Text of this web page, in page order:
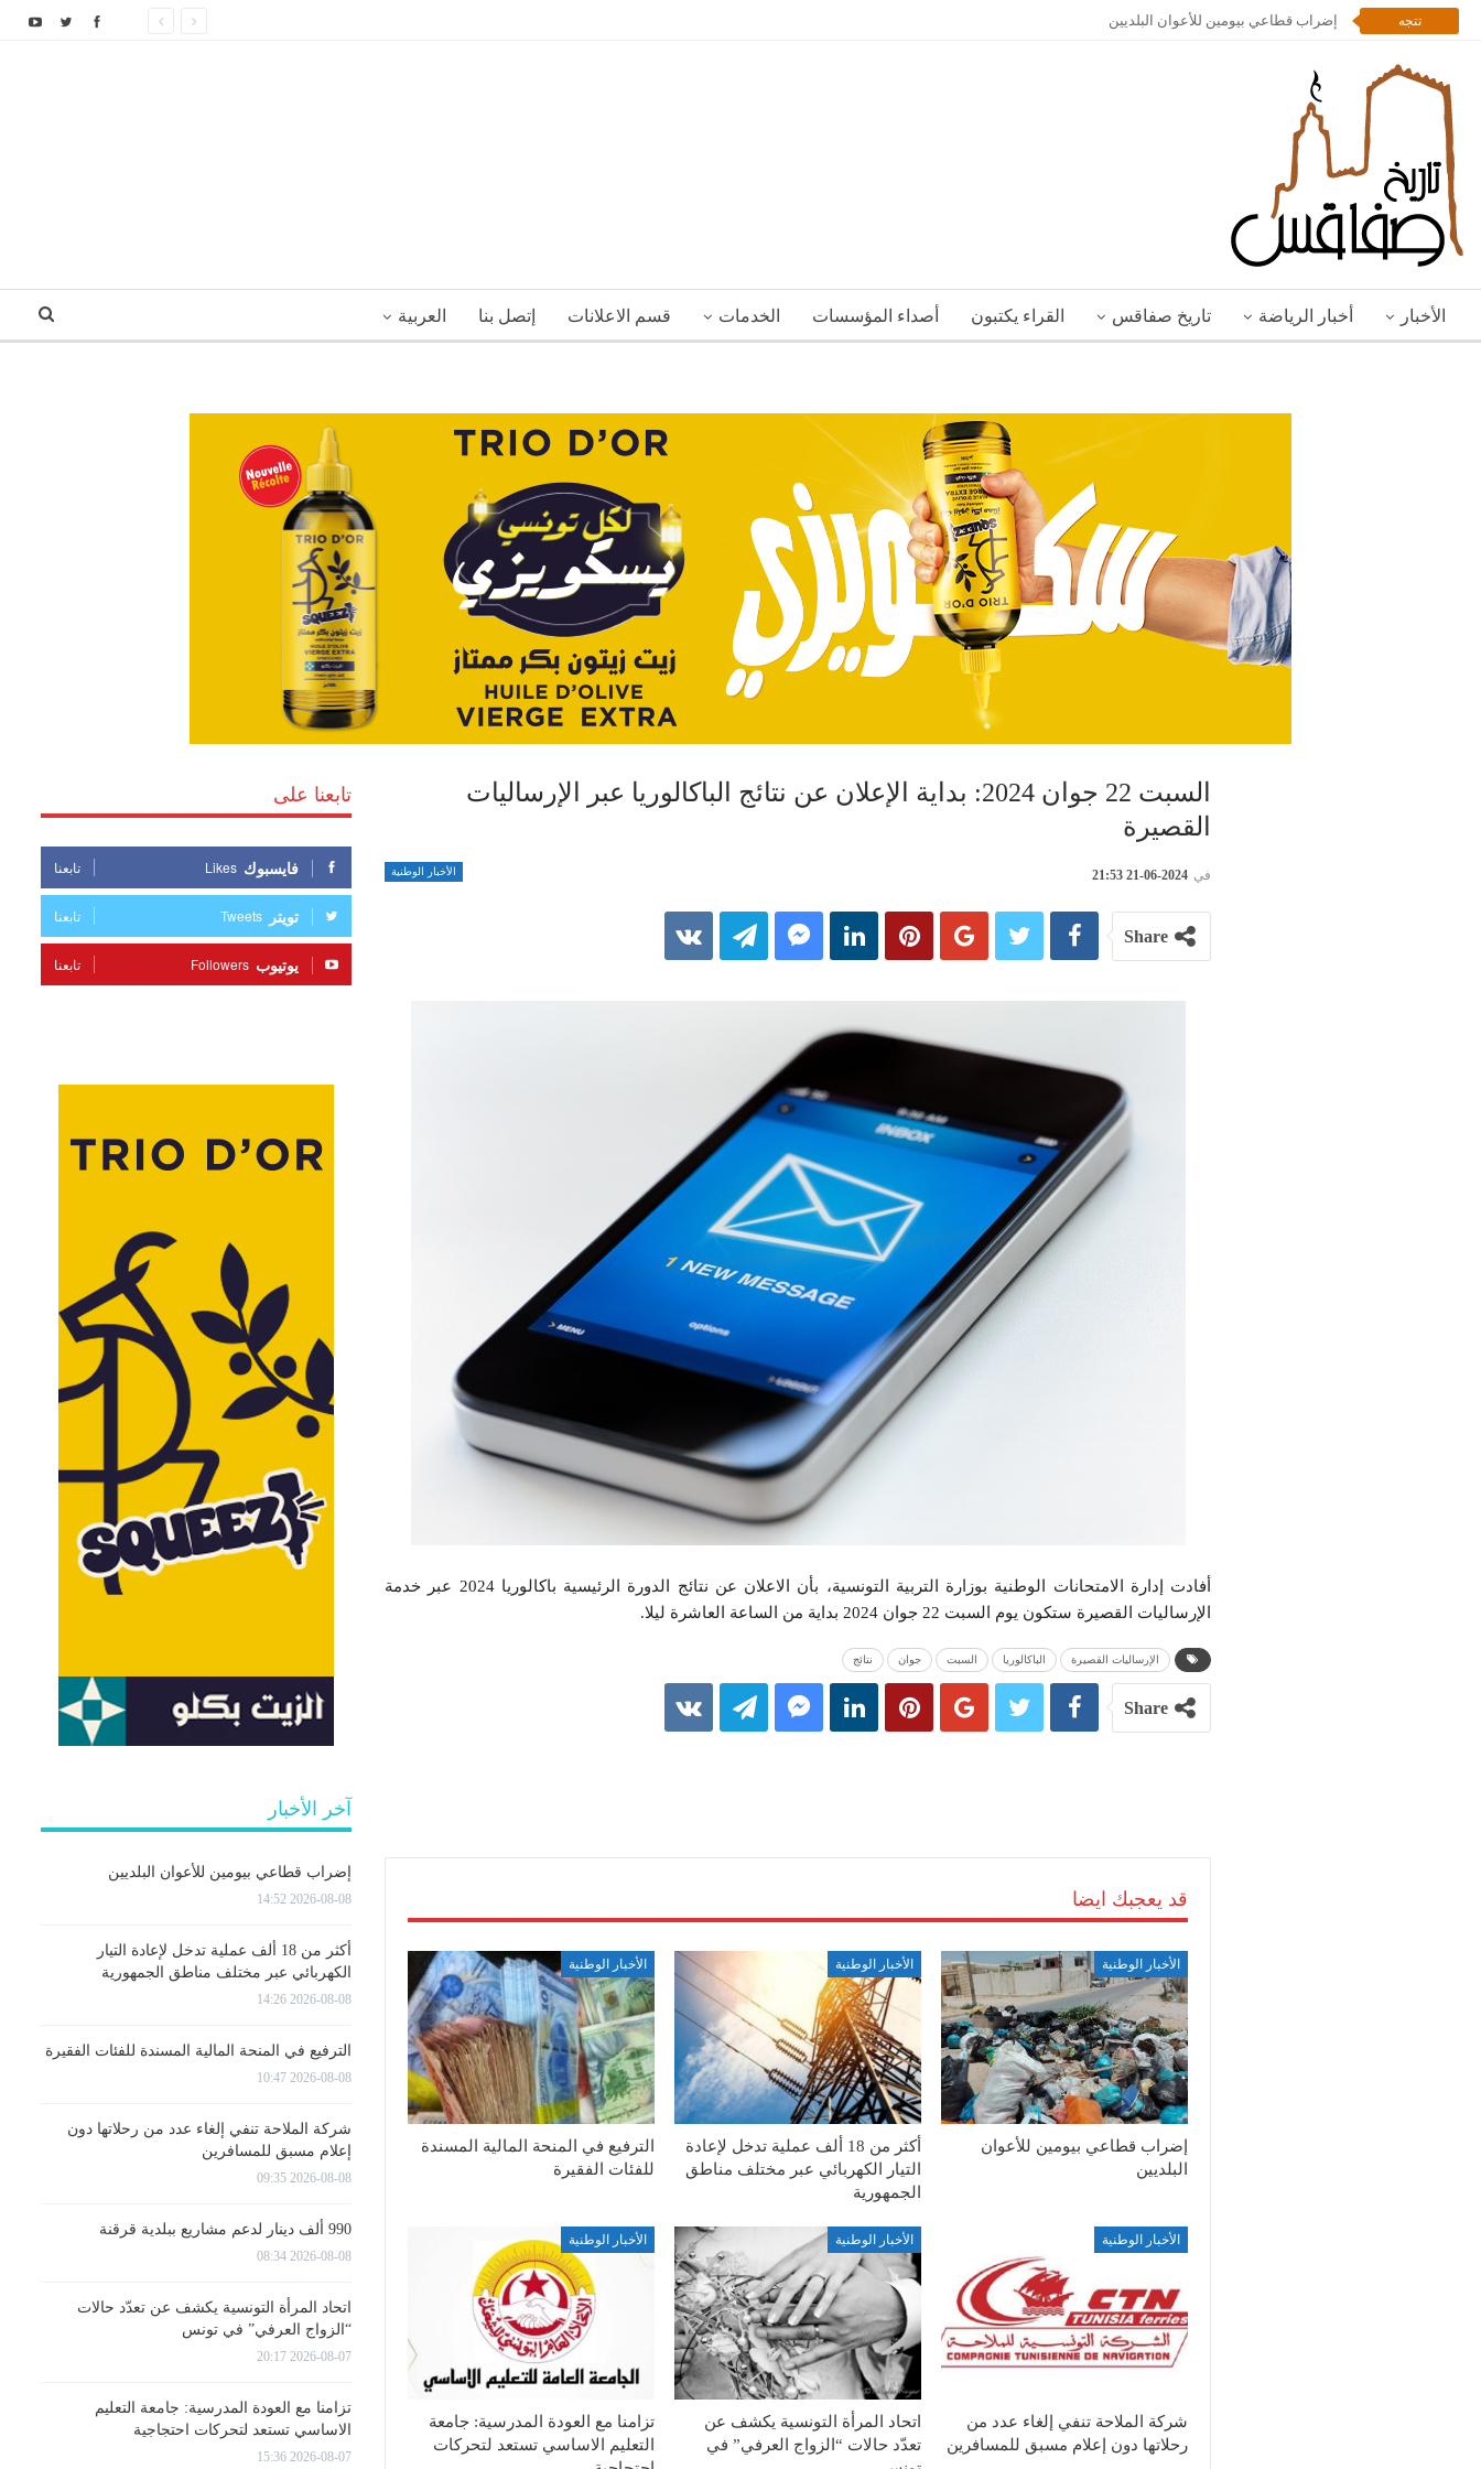
تتجه إضراب قطاعي بيومين للأعوان البلديين
الأخبار أخبار الرياضة تاريخ صفاقس القراء يكتبون أصداء المؤسسات الخدمات قسم الاعلانات إتصل بنا العربية
السبت 22 جوان 2024: بداية الإعلان عن نتائج الباكالوريا عبر الإرساليات
القصيرة
الأخبار الوطنية في 2024-06-21 21:53
Share
أفادت إدارة الامتحانات الوطنية بوزارة التربية التونسية، بأن الاعلان عن نتائج الدورة الرئيسية باكالوريا 2024 عبر خدمة
الإرساليات القصيرة ستكون يوم السبت 22 جوان 2024 بداية من الساعة العاشرة ليلا.
الإرساليات القصيرة الباكالوريا السبت جوان نتائج
Share
قد يعجبك ايضا
الأخبار الوطنية
إضراب قطاعي بيومين للأعوان
البلديين
الأخبار الوطنية
أكثر من 18 ألف عملية تدخل لإعادة
التيار الكهربائي عبر مختلف مناطق
الجمهورية
الأخبار الوطنية
الترفيع في المنحة المالية المسندة
للفئات الفقيرة
الأخبار الوطنية
شركة الملاحة تنفي إلغاء عدد من
رحلاتها دون إعلام مسبق للمسافرين
الأخبار الوطنية
اتحاد المرأة التونسية يكشف عن
تعدّد حالات “الزواج العرفي” في
الأخبار الوطنية
تزامنا مع العودة المدرسية: جامعة
التعليم الاساسي تستعد لتحركات
تابعنا على
فايسبوك Likes تابعنا
تويتر Tweets تابعنا
يوتيوب Followers تابعنا
آخر الأخبار
إضراب قطاعي بيومين للأعوان البلديين
2026-08-08 14:52
أكثر من 18 ألف عملية تدخل لإعادة التيار
الكهربائي عبر مختلف مناطق الجمهورية
2026-08-08 14:26
الترفيع في المنحة المالية المسندة للفئات الفقيرة
2026-08-08 10:47
شركة الملاحة تنفي إلغاء عدد من رحلاتها دون
إعلام مسبق للمسافرين
2026-08-08 09:35
990 ألف دينار لدعم مشاريع ببلدية قرقنة
2026-08-08 08:34
اتحاد المرأة التونسية يكشف عن تعدّد حالات
“الزواج العرفي” في تونس
2026-08-07 20:17
تزامنا مع العودة المدرسية: جامعة التعليم
الاساسي تستعد لتحركات احتجاجية
2026-08-07 15:36